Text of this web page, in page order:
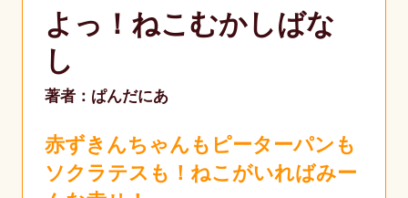
よっ！ねこむかしばな
し
著者：ぱんだにあ
赤ずきんちゃんもピーターパンも
ソクラテスも！ねこがいればみー